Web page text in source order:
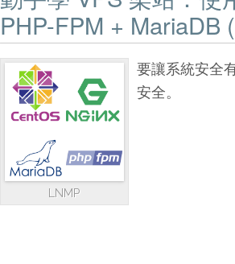
PHP-FPM + MariaDB
LNMP
要讓系統安全
安全。